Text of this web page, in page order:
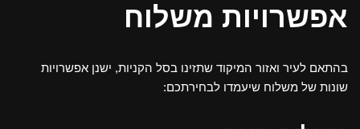
אפשרויות משלוח
בהתאם לעיר ואזור המיקוד שתזינו בסל הקניות, ישנן אפשרויות
שונות של משלוח שיעמדו לבחירתכם: